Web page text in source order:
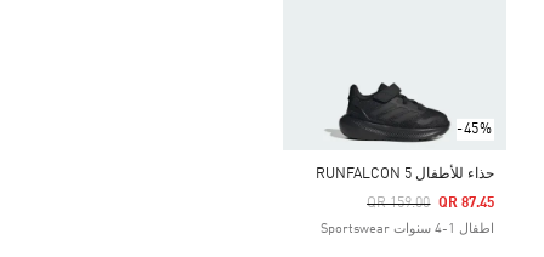
-45%
حذاء للأطفال RUNFALCON 5
Price Reduced From
QR 159.00
To QR 87.45
اطفال 1-4 سنوات Sportswear